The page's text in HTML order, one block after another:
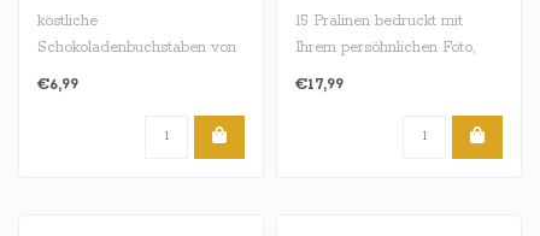
köstliche
Schokoladenbuchstaben von
€6,99
15 Pralinen bedruckt mit
Ihrem persöhnlichen Foto,
€17,99